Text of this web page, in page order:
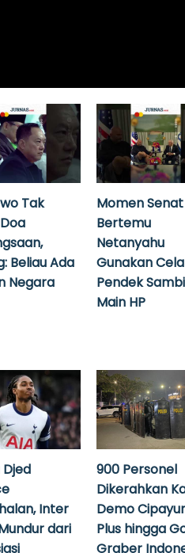
Tak
Beliau Ada
Negara
Momen Senat
Bertemu
Netanyahu
Gunakan
Pendek
Main HP
Inter
dari
900 Personel
Dikerahkan
Demo
Plus hingga
Graber